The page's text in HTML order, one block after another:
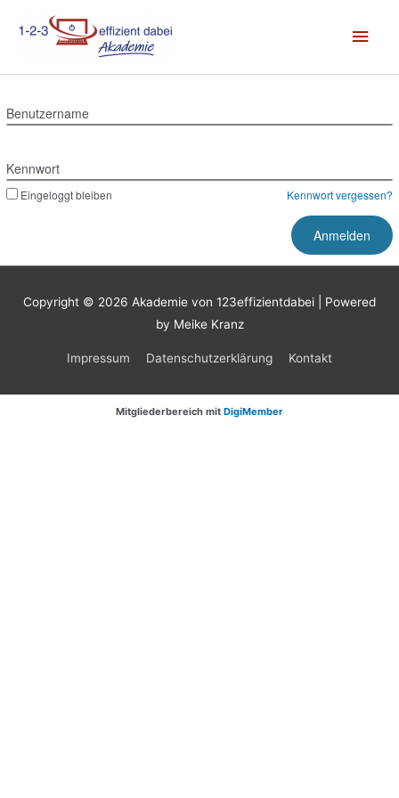
Inhalt
Benutzername
Kennwort
Eingeloggt bleiben Kennwort vergessen?
Copyright © 2026 Akademie von 123effizientdabei | Powered
by Meike Kranz
Impressum Datenschutzerklärung Kontakt
Mitgliederbereich mit DigiMember